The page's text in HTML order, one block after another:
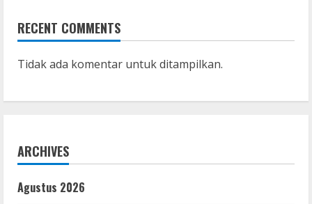
RECENT COMMENTS
Tidak ada komentar untuk ditampilkan.
ARCHIVES
Agustus 2026